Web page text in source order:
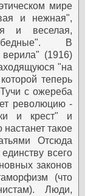
мире
и нежная",
и веселая,
В
(1916)
"на
теперь
с ожереба
революцию -
и крест" и
такое
Отсюда
всего
законов
(что
Люди,